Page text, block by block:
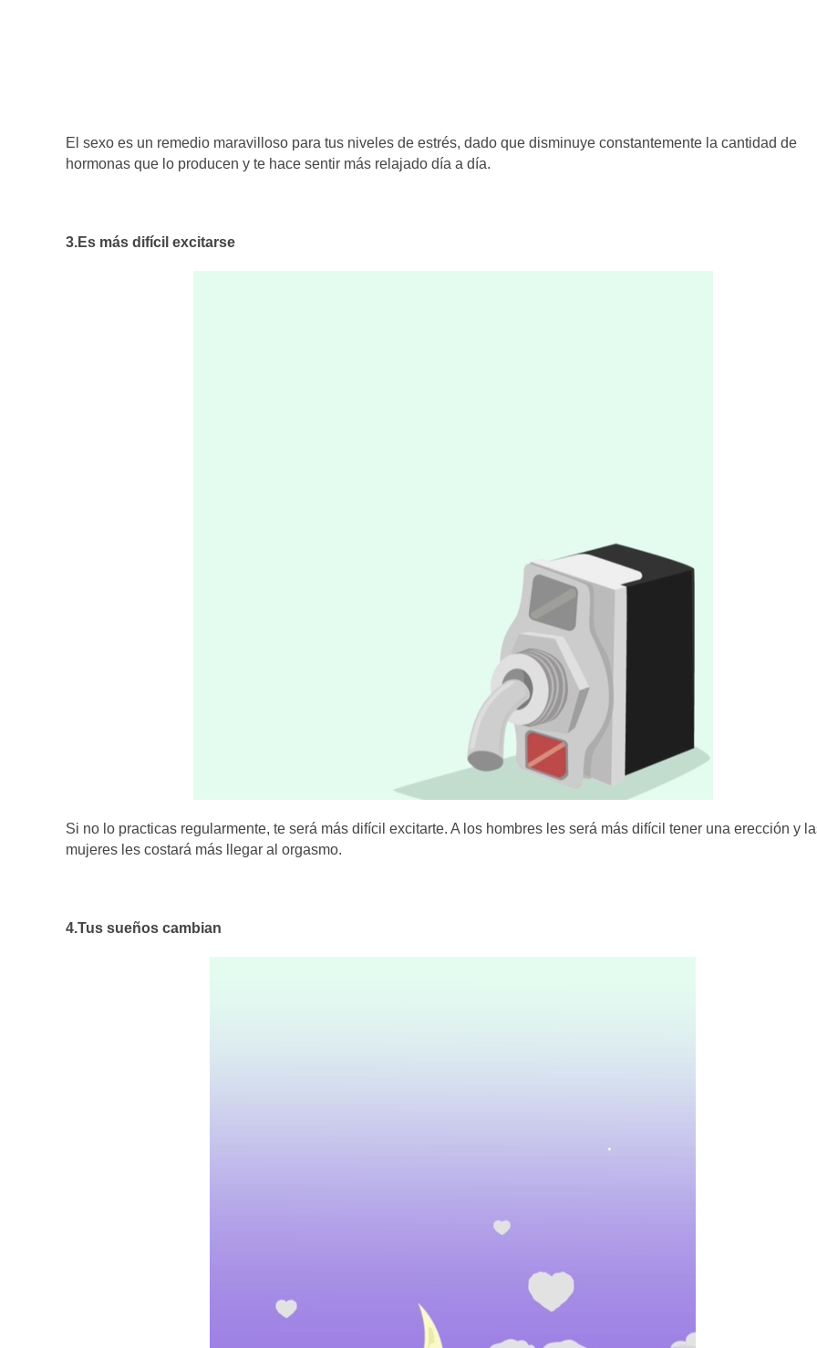
El sexo es un remedio maravilloso para tus niveles de estrés, dado que disminuye constantemente la cantidad de
hormonas que lo producen y te hace sentir más relajado día a día.
3.Es más difícil excitarse
Si no lo practicas regularmente, te será más difícil excitarte. A los hombres les será más difícil tener una erección y
mujeres les costará más llegar al orgasmo.
4.Tus sueños cambian